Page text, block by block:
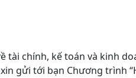
chính, kế toán và kinh
gửi tới bạn Chương trình